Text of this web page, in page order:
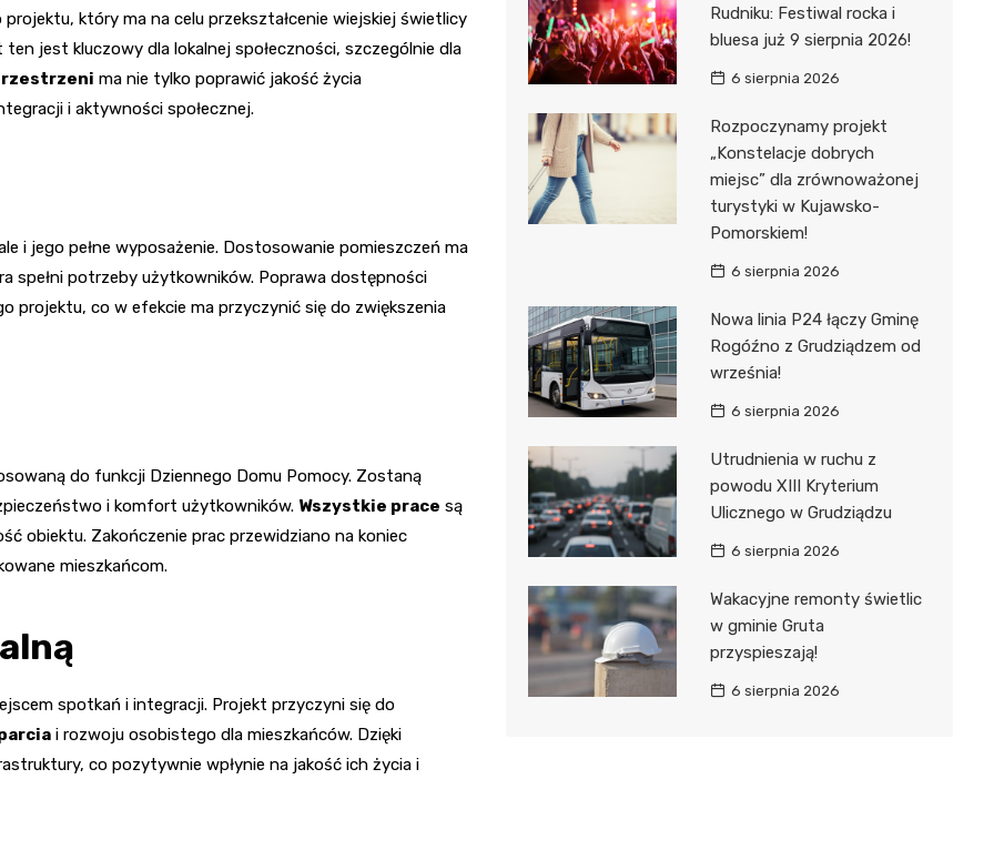
który ma na celu przekształcenie wiejskiej świetlicy
jest kluczowy dla lokalnej społeczności, szczególnie dla
ma nie tylko poprawić jakość życia
i aktywności społecznej.
i jego pełne wyposażenie. Dostosowanie pomieszczeń ma
spełni potrzeby użytkowników. Poprawa dostępności
projektu, co w efekcie ma przyczynić się do zwiększenia
do funkcji Dziennego Domu Pomocy. Zostaną
i komfort użytkowników. Wszystkie prace są
obiektu. Zakończenie prac przewidziano na koniec
mieszkańcom.
spotkań i integracji. Projekt przyczyni się do
i rozwoju osobistego dla mieszkańców. Dzięki
co pozytywnie wpłynie na jakość ich życia i
Rudniku: Festiwal rocka i
bluesa już 9 sierpnia 2026!
6 sierpnia 2026
Rozpoczynamy projekt
„Konstelacje dobrych
miejsc” dla zrównoważonej
turystyki w Kujawsko-
Pomorskiem!
6 sierpnia 2026
Nowa linia P24 łączy Gminę
Rogóźno z Grudziądzem od
września!
6 sierpnia 2026
Utrudnienia w ruchu z
powodu XIII Kryterium
Ulicznego w Grudziądzu
6 sierpnia 2026
Wakacyjne remonty świetlic
w gminie Gruta
przyspieszają!
6 sierpnia 2026